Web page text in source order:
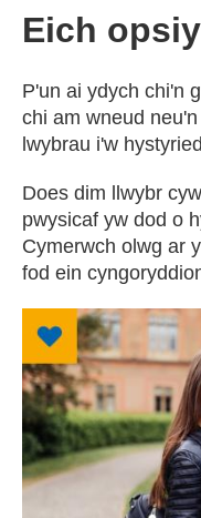
Eich
P'un ai ydych chi'n
chi am wneud
lwybrau i'w
Does dim llwybr
pwysicaf yw dod o
Cymerwch olwg ar
fod ein